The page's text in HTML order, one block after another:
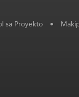
sa Proyekto •